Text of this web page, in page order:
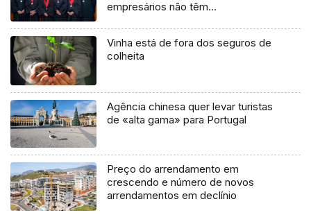
empresários não têm
Vinha está de fora dos seguros de
colheita
Agência chinesa quer levar turistas
de «alta gama» para Portugal
Preço do arrendamento em
crescendo e número de novos
arrendamentos em declínio